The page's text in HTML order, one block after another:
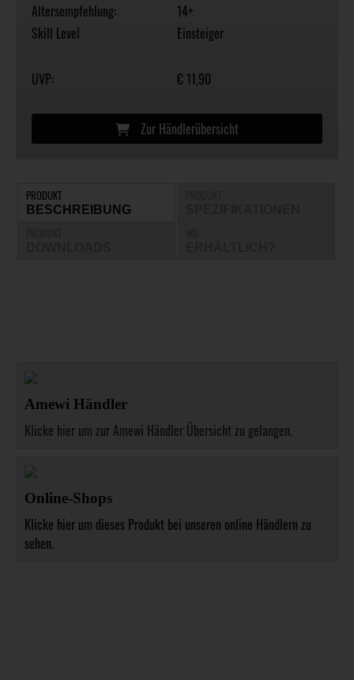
Altersempfehlung:
14+
Skill Level
Einsteiger
UVP: € 11,90
Zur Händlerübersicht
PRODUKT
BESCHREIBUNG
Amewi Händler
Klicke hier um zur Amewi Händler Übersicht zu gelangen.
Online-Shops
Klicke hier um dieses Produkt bei unseren online Händlern zu
sehen.